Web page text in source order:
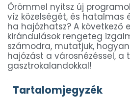
Örömmel nyitsz új
víz közelségét, és hatalmas
ha hajózhatsz? A következő
kirándulások rengeteg
számodra, mutatjuk,
hajózást a városnézéssel, a
gasztrokalandokkal!
Tartalomjegyzék